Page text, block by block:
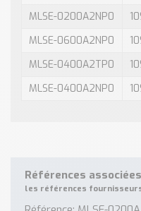
MLSE-0200A2NP0
MLSE-0600A2NP0
MLSE-0400A2TP0
MLSE-0400A2NP0
Références associées
les références